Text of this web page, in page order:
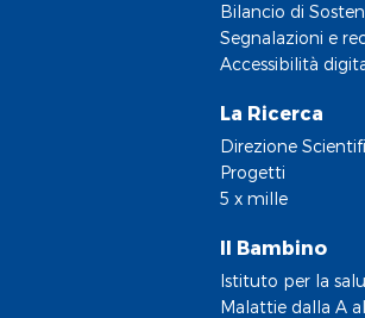
Bilancio di
Segnalazioni e
Accessibilità
La Ricerca
Direzione
Progetti
5 x mille
Il Bambino
Istituto per la
Malattie dalla A